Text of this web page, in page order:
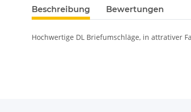
Beschreibung Bewertungen
Hochwertige DL Briefumschläge, in attrativer